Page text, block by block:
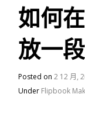
如何
放一
Posted on2 12 月,
Under Flipbook